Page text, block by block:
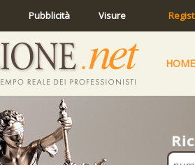
Pubblicità Visure
HOME